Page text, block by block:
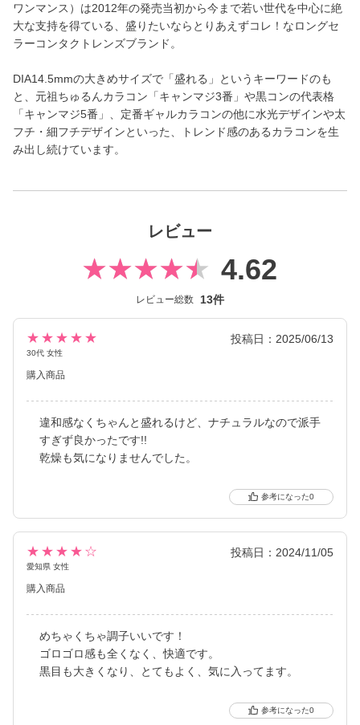
ワンマンス）は2012年の発売当初から今まで若い世代を中心に絶
大な支持を得ている、盛りたいならとりあえずコレ！なロングセ
ラーコンタクトレンズブランド。
DIA14.5mmの大きめサイズで「盛れる」というキーワードのも
と、元祖ちゅるんカラコン「キャンマジ3番」や黒コンの代表格
「キャンマジ5番」、定番ギャルカラコンの他に水光デザインや太
フチ・細フチデザインといった、トレンド感のあるカラコンを生
み出し続けています。
レビュー
4.62
レビュー総数 13件
★★★★★
30代 女性
投稿日：2025/06/13
購入商品
違和感なくちゃんと盛れるけど、ナチュラルなので派手
すぎず良かったです!!
乾燥も気になりませんでした。
0
★★★★☆
愛知県 女性
投稿日：2024/11/05
購入商品
めちゃくちゃ調子いいです！
ゴロゴロ感も全くなく、快適です。
黒目も大きくなり、とてもよく、気に入ってます。
0